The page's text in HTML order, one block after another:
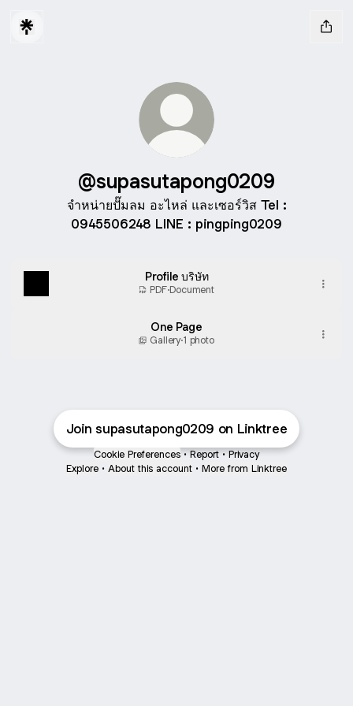
@supasutapong0209
จำหน่ายปั๊มลม อะไหล่ และเซอร์วิส Tel :
0945506248 LINE : pingping0209
Profile บริษัท
PDF·Document
One Page
Gallery·1 photo
Join supasutapong0209 on Linktree
Cookie Preferences • Report • Privacy
Explore • About this account • More from Linktree